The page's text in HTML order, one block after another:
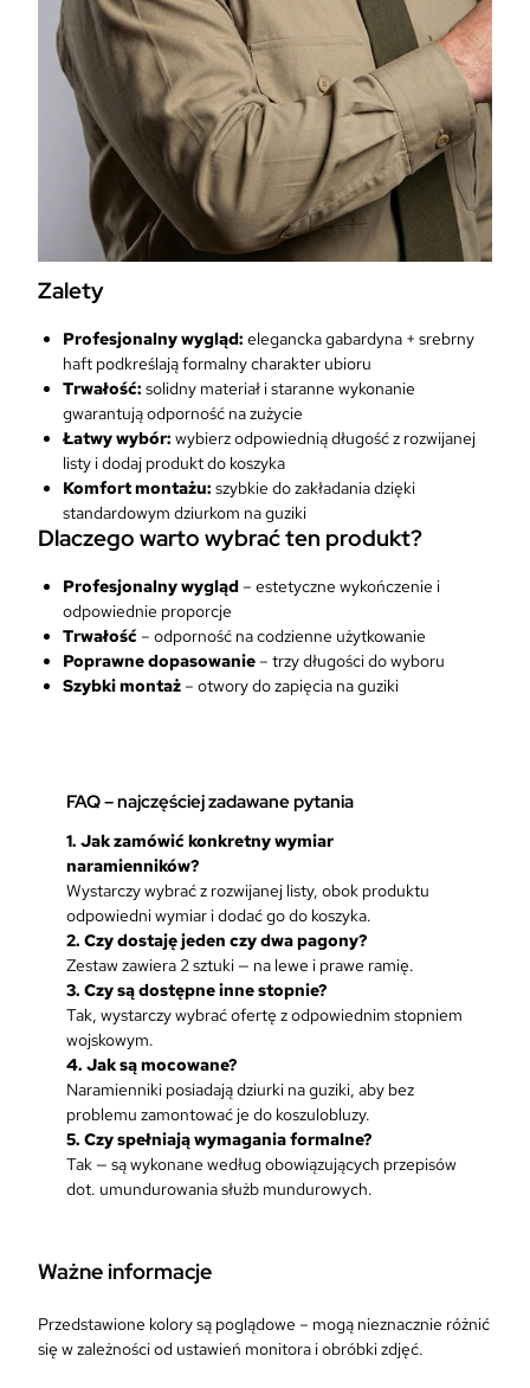
Zalety
Profesjonalny wygląd: elegancka gabardyna + srebrny
haft podkreślają formalny charakter ubioru
Trwałość: solidny materiał i staranne wykonanie
gwarantują odporność na zużycie
Łatwy wybór: wybierz odpowiednią długość z rozwijanej
listy i dodaj produkt do koszyka
Komfort montażu: szybkie do zakładania dzięki
standardowym dziurkom na guziki
Dlaczego warto wybrać ten produkt?
Profesjonalny wygląd – estetyczne wykończenie i
odpowiednie proporcje
Trwałość – odporność na codzienne użytkowanie
Poprawne dopasowanie – trzy długości do wyboru
Szybki montaż – otwory do zapięcia na guziki
FAQ – najczęściej zadawane pytania
1. Jak zamówić konkretny wymiar
naramienników?
Wystarczy wybrać z rozwijanej listy, obok produktu
odpowiedni wymiar i dodać go do koszyka.
2. Czy dostaję jeden czy dwa pagony?
Zestaw zawiera 2 sztuki — na lewe i prawe ramię.
3. Czy są dostępne inne stopnie?
Tak, wystarczy wybrać ofertę z odpowiednim stopniem
wojskowym.
4. Jak są mocowane?
Naramienniki posiadają dziurki na guziki, aby bez
problemu zamontować je do koszulobluzy.
5. Czy spełniają wymagania formalne?
Tak — są wykonane według obowiązujących przepisów
dot. umundurowania służb mundurowych.
Ważne informacje
Przedstawione kolory są poglądowe – mogą nieznacznie różnić
się w zależności od ustawień monitora i obróbki zdjęć.